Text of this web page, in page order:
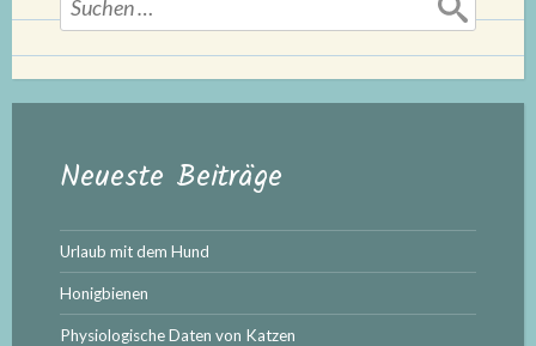
nach:
Neueste Beiträge
Urlaub mit dem Hund
Honigbienen
Physiologische Daten von Katzen